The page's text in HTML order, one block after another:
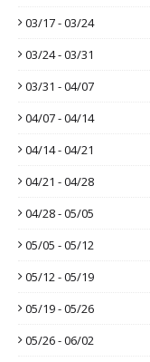
03/17 - 03/24
03/24 - 03/31
03/31 - 04/07
04/07 - 04/14
04/14 - 04/21
04/21 - 04/28
04/28 - 05/05
05/05 - 05/12
05/12 - 05/19
05/19 - 05/26
05/26 - 06/02